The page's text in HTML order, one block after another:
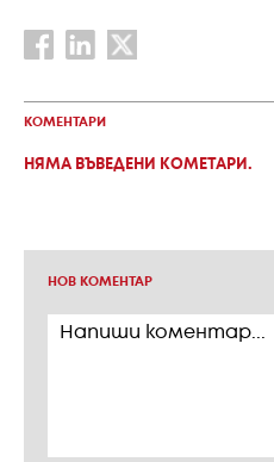
КОМЕНТАРИ
НЯМА ВЪВЕДЕНИ КОМЕТАРИ.
НОВ КОМЕНТАР